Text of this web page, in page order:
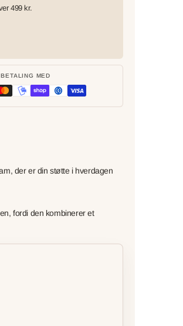
499 kr.
MED
der er din støtte i hverdagen
fordi den kombinerer et